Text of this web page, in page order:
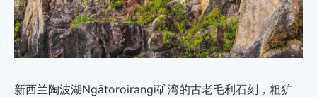
新西兰陶波湖Ngātoroirangi矿湾的古老毛利石刻，粗犷